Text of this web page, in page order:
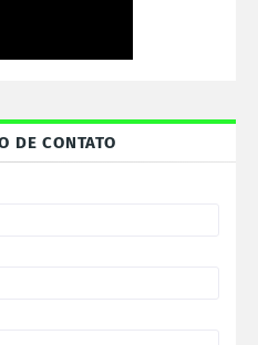
DE CONTATO